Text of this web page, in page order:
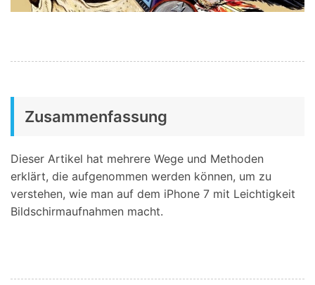
Zusammenfassung
Dieser Artikel hat mehrere Wege und Methoden
erklärt, die aufgenommen werden können, um zu
verstehen, wie man auf dem iPhone 7 mit Leichtigkeit
Bildschirmaufnahmen macht.